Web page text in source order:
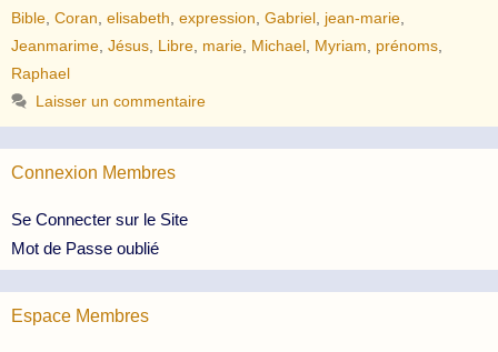
Bible Coran elisabeth expression Gabriel jean-marie
Jeanmarime Jésus Libre marie Michael Myriam prénoms
Raphael
Laisser un commentaire
Connexion Membres
Se Connecter sur le Site
Mot de Passe oublié
Espace Membres